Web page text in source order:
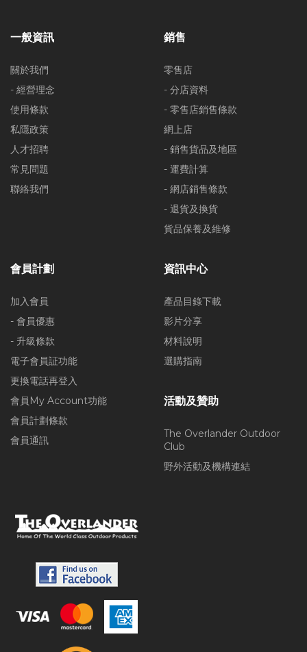
一般資訊
關於我們
- 經營理念
使用條款
私隱政策
人才招聘
常見問題
聯絡我們
銷售
零售店
- 分店資料
- 零售店銷售條款
網上店
- 銷售貨品及地區
- 運費計算
- 網店銷售條款
- 退貨及換貨
貨品保養及維修
會員計劃
加入會員
- 會員優惠
- 升級條款
電子會員証功能
更換電話再登入
會員My Account功能
會員計劃條款
會員通訊
資訊中心
產品目錄下載
影片分享
材料說明
選購指南
活動及贊助
The Overlander Outdoor
Club
野外活動及機構連結